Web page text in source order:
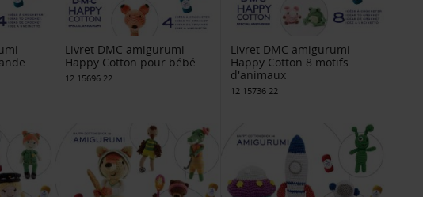
Livret DMC amigurumi
Happy Cotton pour bébé
12 15696 22
Livret DMC amigurumi
Happy Cotton 8 motifs
d'animaux
12 15736 22